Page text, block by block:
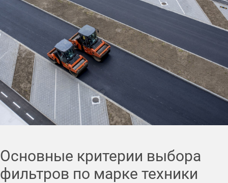
Основные критерии выбора
фильтров по марке техники